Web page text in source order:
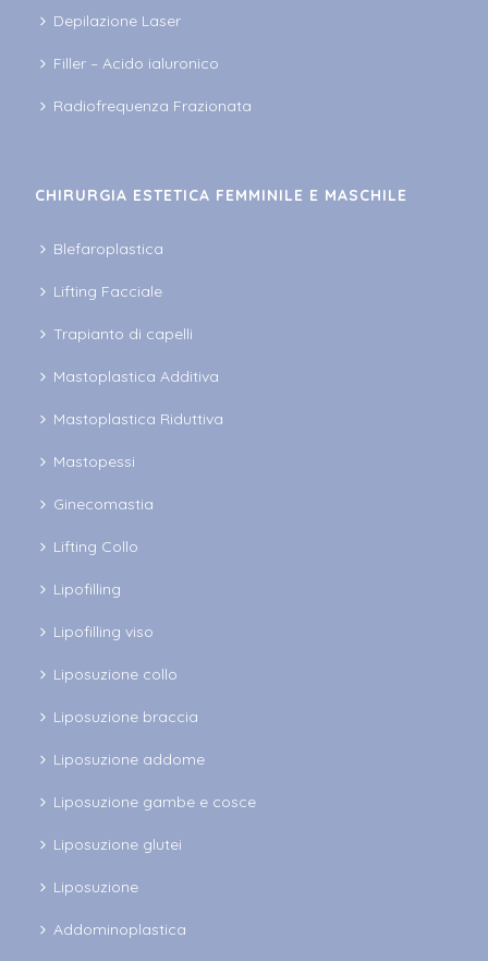
Depilazione Laser
Filler – Acido ialuronico
Radiofrequenza Frazionata
CHIRURGIA ESTETICA FEMMINILE E MASCHILE
Blefaroplastica
Lifting Facciale
Trapianto di capelli
Mastoplastica Additiva
Mastoplastica Riduttiva
Mastopessi
Ginecomastia
Lifting Collo
Lipofilling
Lipofilling viso
Liposuzione collo
Liposuzione braccia
Liposuzione addome
Liposuzione gambe e cosce
Liposuzione glutei
Liposuzione
Addominoplastica